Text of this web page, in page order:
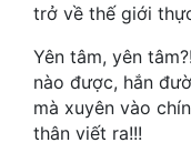
Khoa Huyễn Không Gian
Kinh Dị
Kiếm Hiệp
trở về thế giới
Yên tâm, yên
nào được, hắn
mà xuyên vào
thân viết ra!!!